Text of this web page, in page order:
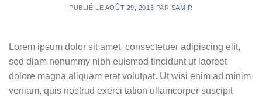
PUBLIÉ LE AOÛT 29, 2013 PAR SAMIR
Lorem ipsum dolor sit amet, consectetuer adipiscing elit,
sed diam nonummy nibh euismod tincidunt ut laoreet
dolore magna aliquam erat volutpat. Ut wisi enim ad minim
veniam, quis nostrud exerci tation ullamcorper suscipit